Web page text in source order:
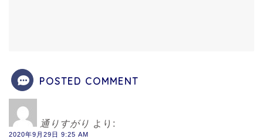
POSTED COMMENT
通りすがり より:
2020年9月29日 9:25 AM